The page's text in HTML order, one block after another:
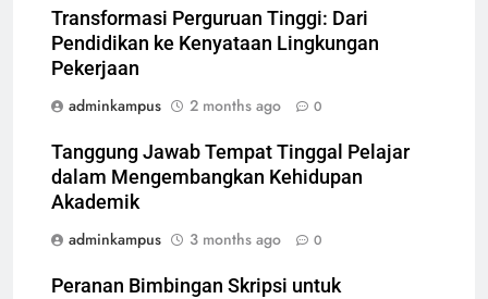
Transformasi Perguruan Tinggi: Dari
Pendidikan ke Kenyataan Lingkungan
Pekerjaan
adminkampus
2 months ago 0
Tanggung Jawab Tempat Tinggal Pelajar
dalam Mengembangkan Kehidupan
Akademik
adminkampus
3 months ago 0
Peranan Bimbingan Skripsi untuk